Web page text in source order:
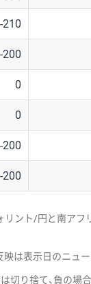
-210
-200
0
0
-200
-200
リント/円と南ア
は表示日のニュ
切り捨て、負の場